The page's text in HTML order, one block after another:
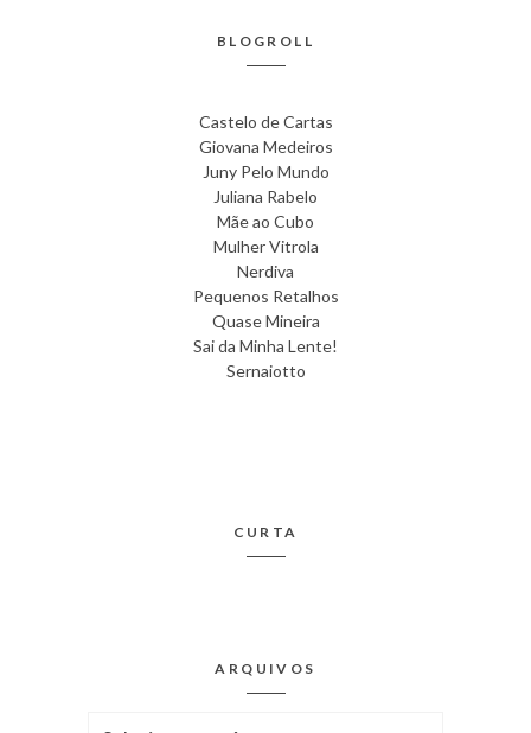
BLOGROLL
Castelo de Cartas
Giovana Medeiros
Juny Pelo Mundo
Juliana Rabelo
Mãe ao Cubo
Mulher Vitrola
Nerdiva
Pequenos Retalhos
Quase Mineira
Sai da Minha Lente!
Sernaiotto
CURTA
ARQUIVOS
Arquivos